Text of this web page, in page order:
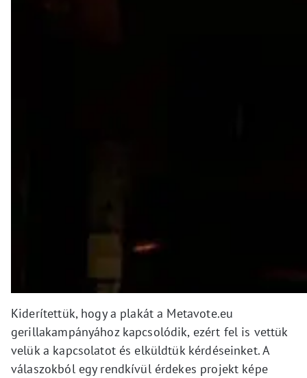
Kiderítettük, hogy a plakát a Metavote.eu
gerillakampányához kapcsolódik, ezért fel is vettük
velük a kapcsolatot és elküldtük kérdéseinket. A
válaszokból egy rendkívül érdekes projekt képe